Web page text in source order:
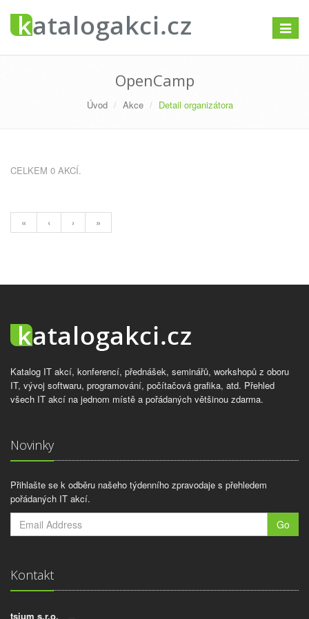
OpenCamp
Úvod Akce Detail organizátora
CELKEM 0 AKCÍ.
« ‹ › »
Katalog IT akcí, konferencí, přednášek, seminářů, workshopů z oboru
IT, vývoj softwaru, programování, počítačová grafika, atd. Přehled
všech IT akcí na jednom místě a pořádaných většinou zdarma.
Novinky
Přihlašte se k odběru našeho týdenního zpravodaje s přehledem
pořádaných IT akcí.
Go
Kontakt
tsium s.r.o.